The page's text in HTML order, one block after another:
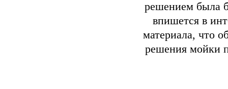
решением была
впишется в
материала, что
решения мойки